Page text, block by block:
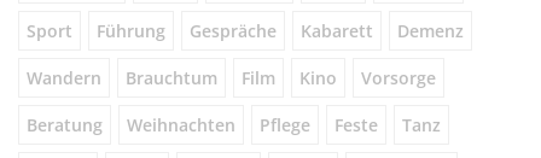
Sport Führung Gespräche Kabarett Demenz
Wandern Brauchtum Film Kino Vorsorge
Beratung Weihnachten Pflege Feste Tanz